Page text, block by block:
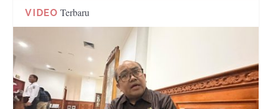
VIDEO Terbaru